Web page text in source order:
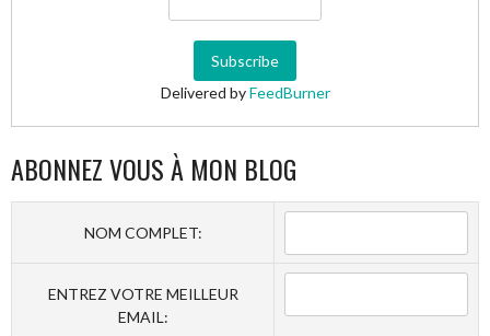
Delivered byFeedBurner
ABONNEZ VOUS À MON BLOG
NOM COMPLET:
ENTREZ VOTRE MEILLEUR
EMAIL: